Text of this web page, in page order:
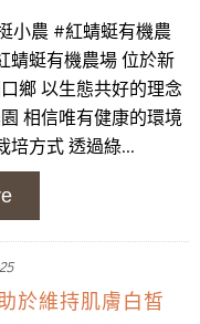
小農 #紅蜻蜓有機農
蜻蜓有機農場 位於新
鄉 以生態共好的理念
相信唯有健康的環境
培方式 透過綠...
於維持肌膚白皙